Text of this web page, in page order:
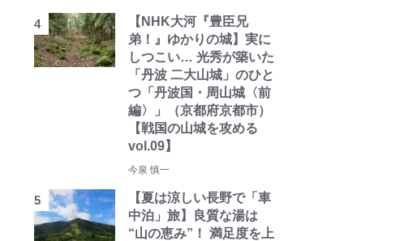
【NHK大河『豊臣兄
弟！』ゆかりの城】実に
しつこい… 光秀が築いた
「丹波 二大山城」のひと
つ「丹波国・周山城〈前
編〉」（京都府京都市）
【戦国の山城を攻める
vol.09】
今泉 慎一
【夏は涼しい長野で「車
中泊」旅】良質な湯は
“山の恵み”！ 満足度を上